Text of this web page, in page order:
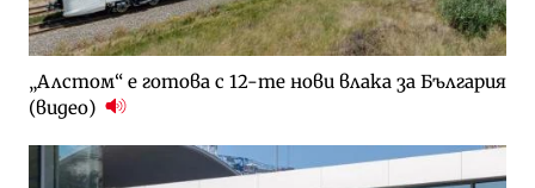
„Алстом“ е готова с 12-те нови влака за България
(видео)